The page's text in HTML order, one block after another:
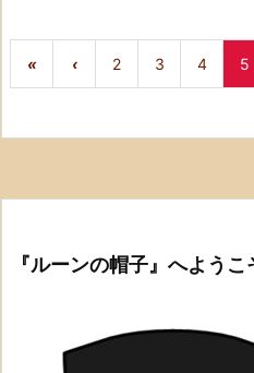
« ‹ 2 3 4 5
『ルーンの帽子』へようこ